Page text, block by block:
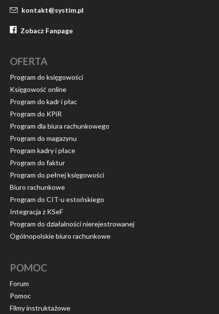
kontakt@systim.pl
Zobacz Fanpage
OFERTA
Program do księgowości
Księgowość online
Program do kadr i płac
Program do KPiR
Program dla biura rachunkowego
Program do magazynu
Program kadry i płace
Program do faktur
Program do pełnej księgowości
Biuro rachunkowe
Program do CIT-u estońskiego
Integracja z KSeF
Program do działalności nierejestrowanej
Ogólnopolskie biuro rachunkowe
POMOC
Forum
Pomoc
Filmy instruktażowe